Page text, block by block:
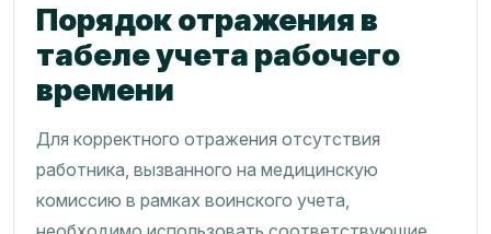
Порядок отражения в
табеле учета рабочего
времени
Для корректного отражения отсутствия
работника, вызванного на медицинскую
комиссию в рамках воинского учета,